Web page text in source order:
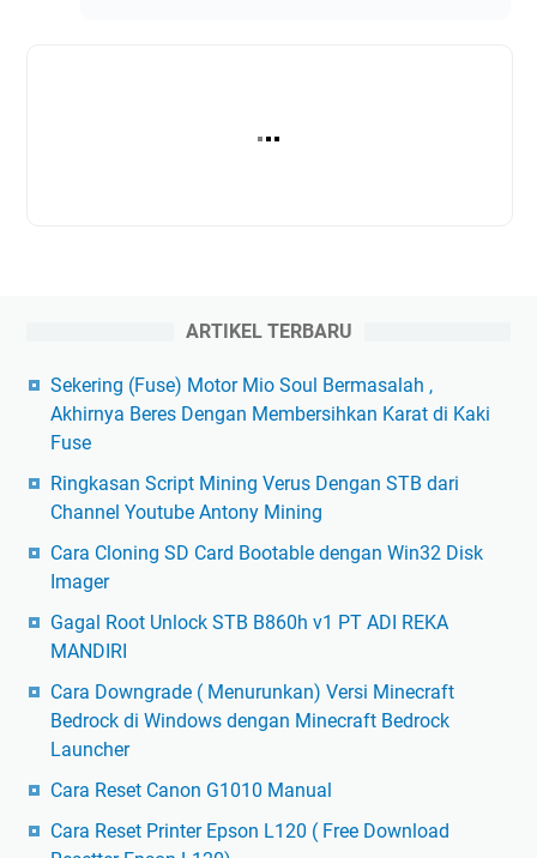
ARTIKEL TERBARU
Sekering (Fuse) Motor Mio Soul Bermasalah ,
Akhirnya Beres Dengan Membersihkan Karat di Kaki
Fuse
Ringkasan Script Mining Verus Dengan STB dari
Channel Youtube Antony Mining
Cara Cloning SD Card Bootable dengan Win32 Disk
Imager
Gagal Root Unlock STB B860h v1 PT ADI REKA
MANDIRI
Cara Downgrade ( Menurunkan) Versi Minecraft
Bedrock di Windows dengan Minecraft Bedrock
Launcher
Cara Reset Canon G1010 Manual
Cara Reset Printer Epson L120 ( Free Download